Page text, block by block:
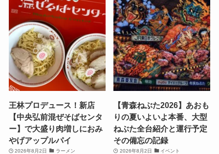
王林プロデュース！新店
【中央弘前混ぜそばセンタ
ー】で大盛り肉増しにおみ
やげアップルパイ
2026年8月2日 ラーメン
【青森ねぶた2026】あおも
りの夏いよいよ本番、大型
ねぶた全台紹介と運行予定
その備忘の記録
2026年8月2日 イベント